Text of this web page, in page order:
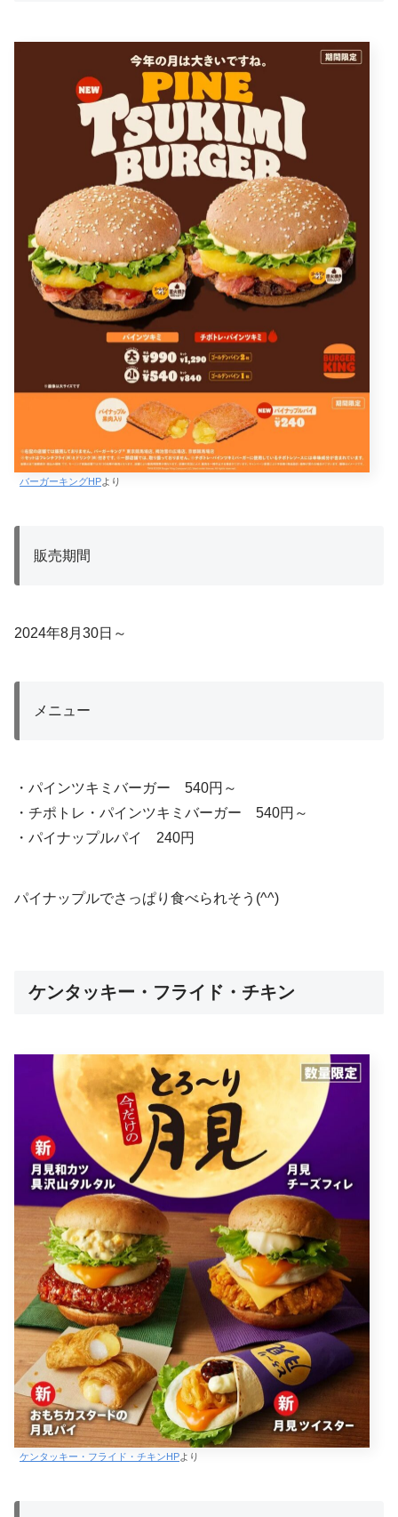
バーガーキングHPより
販売期間
2024年8月30日～
メニュー
・パインツキミバーガー 540円～
・チポトレ・パインツキミバーガー 540円～
・パイナップルパイ 240円
パイナップルでさっぱり食べられそう(^^)
ケンタッキー・フライド・チキン
ケンタッキー・フライド・チキンHPより